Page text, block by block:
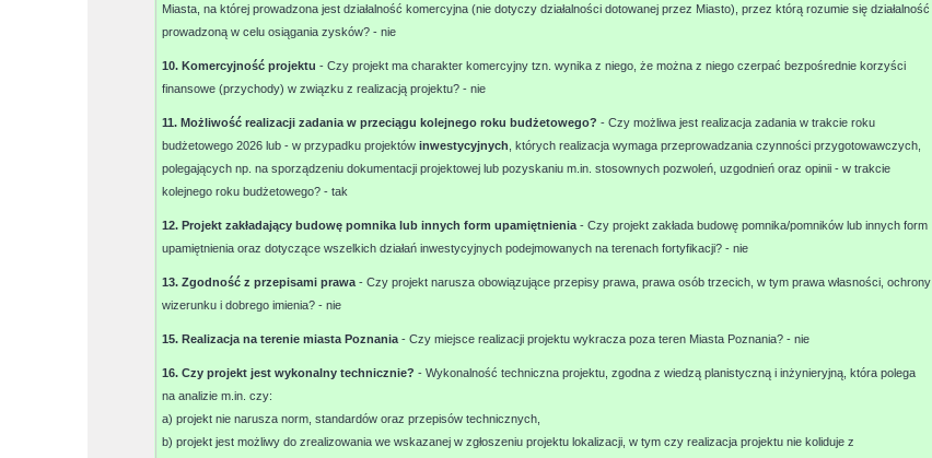
Miasta, na której prowadzona jest działalność komercyjna (nie dotyczy działalności dotowanej przez Miasto), przez którą rozumie się działalność
prowadzoną w celu osiągania zysków? -nie
10. Komercyjność projektu- Czy projekt ma charakter komercyjny tzn. wynika z niego, że można z niego czerpać bezpośrednie korzyści
finansowe (przychody) w związku z realizacją projektu? -nie
11. Możliwość realizacji zadania w przeciągu kolejnego roku budżetowego?- Czy możliwa jest realizacja zadania w trakcie roku
budżetowego 2026 lub - w przypadku projektówinwestycyjnych , których realizacja wymaga przeprowadzania czynności przygotowawczych,
polegających np. na sporządzeniu dokumentacji projektowej lub pozyskaniu m.in. stosownych pozwoleń, uzgodnień oraz opinii - w trakcie
kolejnego roku budżetowego? -tak
12. Projekt zakładający budowę pomnika lub innych form upamiętnienia- Czy projekt zakłada budowę pomnika/pomników lub innych form
upamiętnienia oraz dotyczące wszelkich działań inwestycyjnych podejmowanych na terenach fortyfikacji? -nie
13. Zgodność z przepisami prawa- Czy projekt narusza obowiązujące przepisy prawa, prawa osób trzecich, w tym prawa własności, ochrony
wizerunku i dobrego imienia? -nie
15. Realizacja na terenie miasta Poznania- Czy miejsce realizacji projektu wykracza poza teren Miasta Poznania? -nie
16. Czy projekt jest wykonalny technicznie?- Wykonalność techniczna projektu, zgodna z wiedzą planistyczną i inżynieryjną, która polega
na analizie m.in. czy:
a) projekt nie narusza norm, standardów oraz przepisów technicznych,
b) projekt jest możliwy do zrealizowania we wskazanej w zgłoszeniu projektu lokalizacji, w tym czy realizacja projektu nie koliduje z